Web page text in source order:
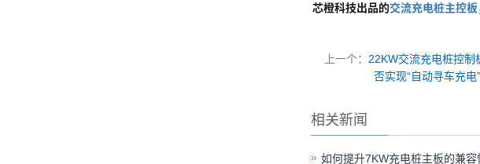
芯橙科技出品的交流充电桩主控板
上一个： 22KW交流充电桩控
否实现“自动寻车充电
相关新闻
如何提升7KW充电桩主板的兼容